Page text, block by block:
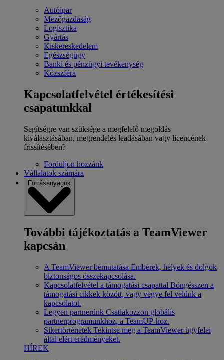
Autóipar
Mezőgazdaság
Logisztika
Gyártás
Kiskereskedelem
Egészségügy
Banki és pénzügyi tevékenység
Közszféra
Kapcsolatfelvétel értékesítési
csapatunkkal
Segítségre van szüksége a megfelelő megoldás
kiválasztásában, megrendelés leadásában vagy licencének
frissítésében?
Forduljon hozzánk
Vállalatok számára
Forrásanyagok
További tájékoztatás a TeamViewer
kapcsán
A TeamViewer bemutatása Emberek, helyek és dolgok
biztonságos összekapcsolása.
Kapcsolatfelvétel a támogatási csapattal Böngésszen a
támogatási cikkek között, vagy vegye fel velünk a
kapcsolatot.
Legyen partnerünk Csatlakozzon globális
partnerprogramunkhoz, a TeamUP-hoz.
Sikertörténetek Tekintse meg a TeamViewer ügyfelei
által elért eredményeket.
HÍREK